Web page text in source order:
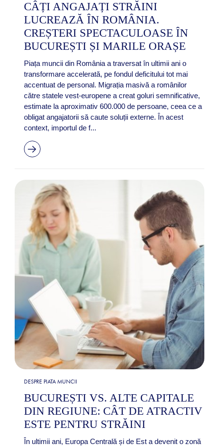
CÂȚI ANGAJAȚI STRĂINI
LUCREAZĂ ÎN ROMÂNIA.
CREȘTERI SPECTACULOASE ÎN
BUCUREȘTI ȘI MARILE ORAȘE
Piața muncii din România a traversat în ultimii ani o
transformare accelerată, pe fondul deficitului tot mai
accentuat de personal. Migrația masivă a românilor
către statele vest-europene a creat goluri semnificative,
estimate la aproximativ 600.000 de persoane, ceea ce a
obligat angajatorii să caute soluții externe. În acest
context, importul de f...
DESPRE PIATA MUNCII
BUCUREȘTI VS. ALTE CAPITALE
DIN REGIUNE: CÂT DE ATRACTIV
ESTE PENTRU STRĂINI
În ultimii ani, Europa Centrală și de Est a devenit o zonă